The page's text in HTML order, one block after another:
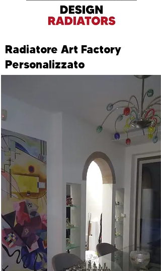
Radiatore Art Factory
Personalizzato